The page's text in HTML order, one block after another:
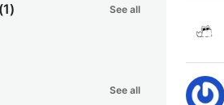
(1) See all
See all